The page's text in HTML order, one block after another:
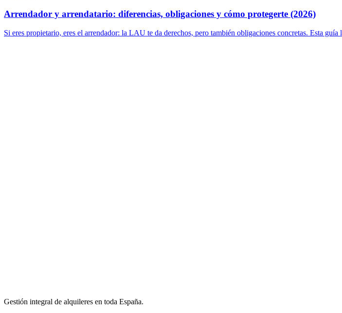
Arrendador y arrendatario: diferencias, obligaciones y cómo protegerte (2026)
Si eres propietario, eres el arrendador: la LAU te da derechos, pero también obligaciones concretas. Esta
Gestión integral de alquileres en toda España.